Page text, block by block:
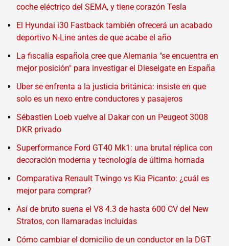
coche eléctrico del SEMA, y tiene corazón Tesla
El Hyundai i30 Fastback también ofrecerá un acabado
deportivo N-Line antes de que acabe el año
La fiscalía española cree que Alemania "se encuentra en
mejor posición" para investigar el Dieselgate en España
Uber se enfrenta a la justicia británica: insiste en que
solo es un nexo entre conductores y pasajeros
Sébastien Loeb vuelve al Dakar con un Peugeot 3008
DKR privado
Superformance Ford GT40 Mk1: una brutal réplica con
decoración moderna y tecnología de última hornada
Comparativa Renault Twingo vs Kia Picanto: ¿cuál es
mejor para comprar?
Así de bruto suena el V8 4.3 de hasta 600 CV del New
Stratos, con llamaradas incluidas
Cómo cambiar el domicilio de un conductor en la DGT